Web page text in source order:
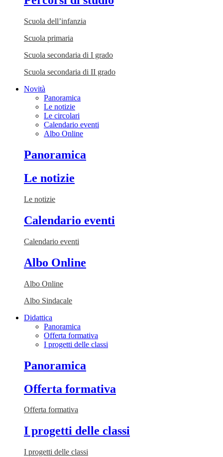
Scuola dell’infanzia
Scuola primaria
Scuola secondaria di I grado
Scuola secondaria di II grado
Novità
Panoramica
Le notizie
Le circolari
Calendario eventi
Albo Online
Panoramica
Le notizie
Le notizie
Calendario eventi
Calendario eventi
Albo Online
Albo Online
Albo Sindacale
Didattica
Panoramica
Offerta formativa
I progetti delle classi
Panoramica
Offerta formativa
Offerta formativa
I progetti delle classi
I progetti delle classi